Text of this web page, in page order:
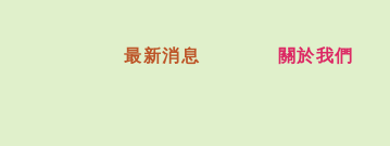
最新消息 關於我們